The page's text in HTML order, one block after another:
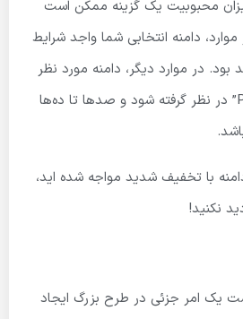
محبوبیت یک گزینه ممکن است
دامنه انتخابی شما واجد شرایط
بود. در موارد دیگر، دامنه مورد نظر
شما می‌تواند “Premium” در نظر گرفته شود و صدها تا ده‌ها
با تخفیف شدید مواجه شده اید،
نکنید!
یک امر جزئی در طرح بزرگ ایجاد